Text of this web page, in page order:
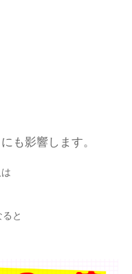
にも影響します。
と